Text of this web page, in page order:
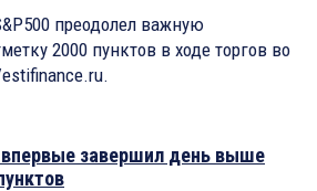
преодолел важную
2000 пунктов в ходе торгов во
впервые завершил день выше